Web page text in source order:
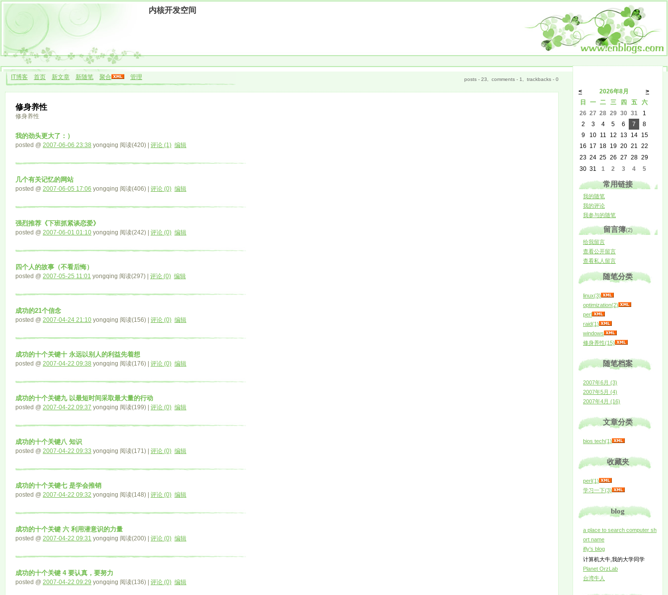
内核开发空间
IT博客 首页 新文章 新随笔 聚合 管理 posts - 23, comments - 1, trackbacks - 0
修身养性
修身养性
我的劲头更大了：）
posted @ 2007-06-06 23:38 yongqing 阅读(420) | 评论 (1) 编辑
几个有关记忆的网站
posted @ 2007-06-05 17:06 yongqing 阅读(406) | 评论 (0) 编辑
强烈推荐《下班抓紧谈恋爱》
posted @ 2007-06-01 01:10 yongqing 阅读(242) | 评论 (0) 编辑
四个人的故事（不看后悔）
posted @ 2007-05-25 11:01 yongqing 阅读(297) | 评论 (0) 编辑
成功的21个信念
posted @ 2007-04-24 21:10 yongqing 阅读(156) | 评论 (0) 编辑
成功的十个关键十 永远以别人的利益先着想
posted @ 2007-04-22 09:38 yongqing 阅读(176) | 评论 (0) 编辑
成功的十个关键九 以最短时间采取最大量的行动
posted @ 2007-04-22 09:37 yongqing 阅读(199) | 评论 (0) 编辑
成功的十个关键八 知识
posted @ 2007-04-22 09:33 yongqing 阅读(171) | 评论 (0) 编辑
成功的十个关键七 是学会推销
posted @ 2007-04-22 09:32 yongqing 阅读(148) | 评论 (0) 编辑
成功的十个关键 六 利用潜意识的力量
posted @ 2007-04-22 09:31 yongqing 阅读(200) | 评论 (0) 编辑
成功的十个关键 4 要认真，要努力
posted @ 2007-04-22 09:29 yongqing 阅读(136) | 评论 (0) 编辑
< 2026年8月
>
日
一 二 三 四 五
六
26 27 28 29 30 31
1
2
3 4 5 6 7
8
9
10 11 12 13 14
15
16 17 18 19 20 21 22
23 24 25 26 27 28 29
30 31 1 2 3 4 5
常用链接
我的随笔
我的评论
我参与的随笔
留言簿(2)
给我留言
查看公开留言
查看私人留言
随笔分类
linux(3)
optimization(2)
perl
raid(1)
windows
修身养性(15)
随笔档案
2007年6月 (3)
2007年5月 (4)
2007年4月 (16)
文章分类
bios tech(1)
收藏夹
perl(1)
学习一下(3)
blog
a place to search computer sh
ort name
ifly's blog
计算机大牛,我的大学同学
Planet OrzLab
台湾牛人